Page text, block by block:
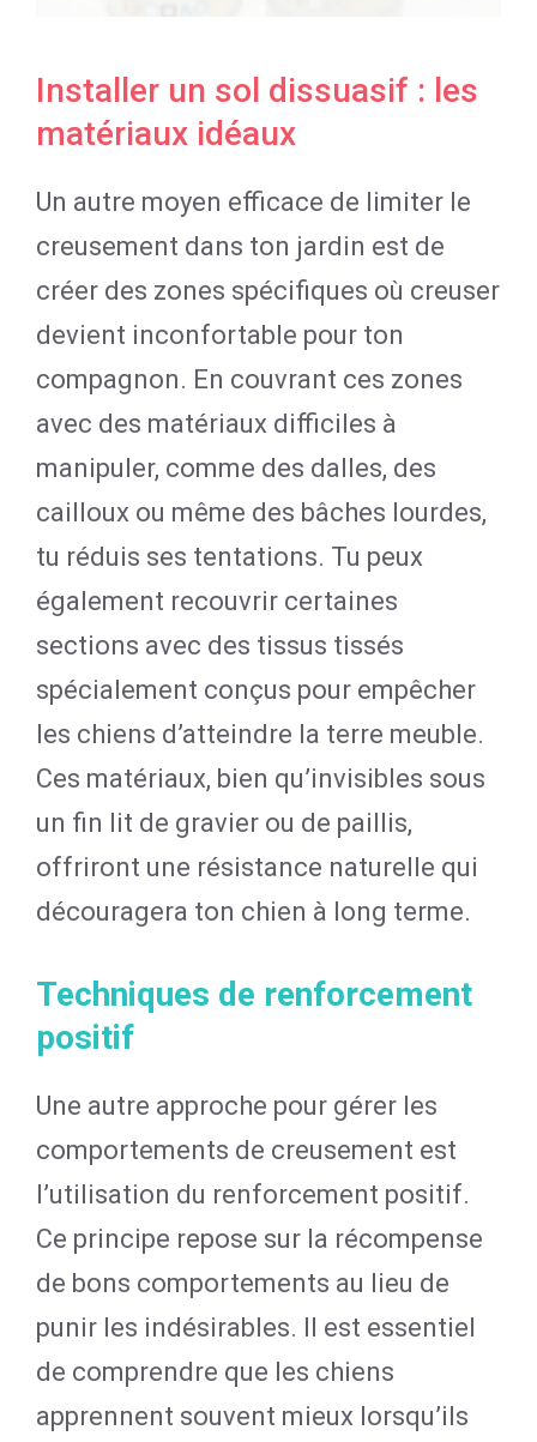
Installer un sol dissuasif : les
matériaux idéaux
Un autre moyen efficace de limiter le
creusement dans ton jardin est de
créer des zones spécifiques où creuser
devient inconfortable pour ton
compagnon. En couvrant ces zones
avec des matériaux difficiles à
manipuler, comme des dalles, des
cailloux ou même des bâches lourdes,
tu réduis ses tentations. Tu peux
également recouvrir certaines
sections avec des tissus tissés
spécialement conçus pour empêcher
les chiens d’atteindre la terre meuble.
Ces matériaux, bien qu’invisibles sous
un fin lit de gravier ou de paillis,
offriront une résistance naturelle qui
découragera ton chien à long terme.
Techniques de renforcement
positif
Une autre approche pour gérer les
comportements de creusement est
l’utilisation du renforcement positif.
Ce principe repose sur la récompense
de bons comportements au lieu de
punir les indésirables. Il est essentiel
de comprendre que les chiens
apprennent souvent mieux lorsqu’ils